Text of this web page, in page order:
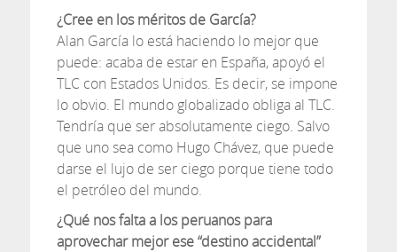
¿Cree en los méritos de García?
Alan García lo está haciendo lo mejor que
puede: acaba de estar en España, apoyó el
TLC con Estados Unidos. Es decir, se impone
lo obvio. El mundo globalizado obliga al TLC.
Tendría que ser absolutamente ciego. Salvo
que uno sea como Hugo Chávez, que puede
darse el lujo de ser ciego porque tiene todo
el petróleo del mundo.
¿Qué nos falta a los peruanos para
aprovechar mejor ese “destino accidental”